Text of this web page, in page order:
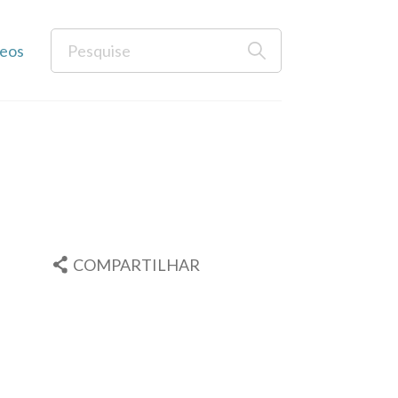
COMPARTILHAR